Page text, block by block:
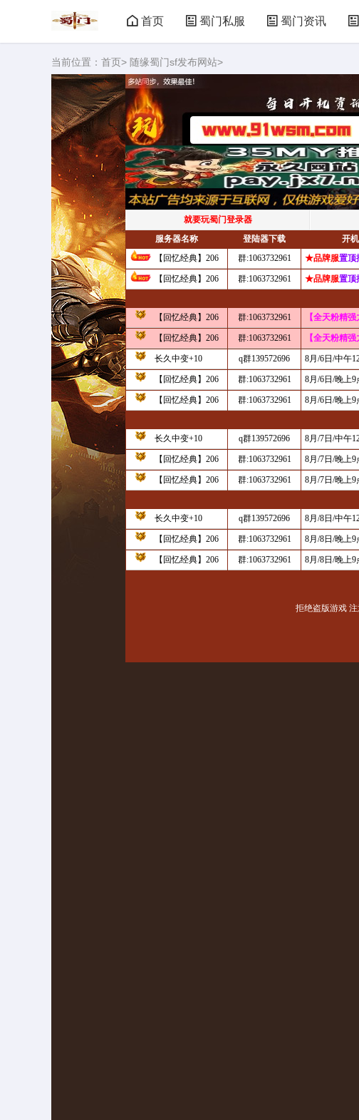
首页 蜀门私服 蜀门资讯
当前位置： 首页> 随缘蜀门sf发布网站>